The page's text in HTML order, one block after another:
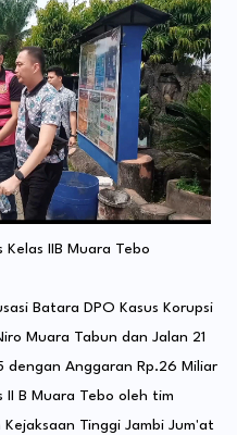
Kelas IIB Muara Tebo
Batara DPO Kasus Korupsi
Muara Tabun dan Jalan 21
dengan Anggaran Rp.26 Miliar
II B Muara Tebo oleh tim
Tinggi Jambi Jum'at